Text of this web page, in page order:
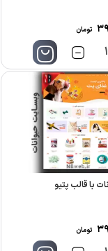
تومان
تعداد
با قالب پتیو
تومان
تعداد